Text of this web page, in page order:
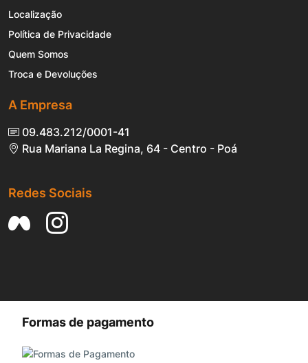
Localização
Política de Privacidade
Quem Somos
Troca e Devoluções
A Empresa
09.483.212/0001-41
Rua Mariana La Regina, 64 - Centro - Poá
Redes Sociais
Formas de pagamento